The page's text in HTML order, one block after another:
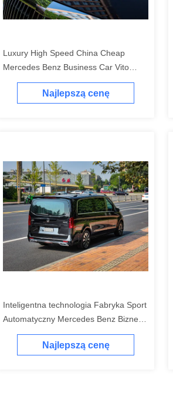
Luxury High Speed China Cheap
Mercedes Benz Business Car Vito
MPV 2.0L Benzyna Benzyna Paliwo
Najlepszą cenę
Inteligentna technologia Fabryka Sport
Automatyczny Mercedes Benz Biznes
Samochód Vito MPV Nowy samochód
Najlepszą cenę